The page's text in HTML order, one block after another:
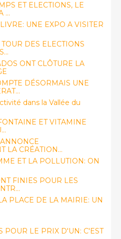
ET ELECTIONS, LE
...
UNE EXPO A VISITER
DES ELECTIONS
ONT CLÔTURE LA
DÉSORMAIS UNE
dans la Vallée du
ET VITAMINE
LA CRÉATION...
ET LA POLLUTION: ON
FINIES POUR LES
PLACE DE LA MAIRIE: UN
POUR LE PRIX D'UN: C'EST